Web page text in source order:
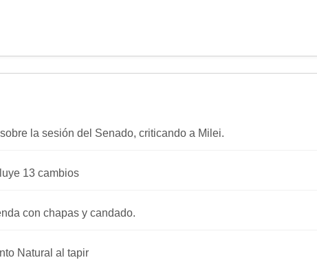
la sesión del Senado, criticando a Milei.
13 cambios
con chapas y candado.
Natural al tapir